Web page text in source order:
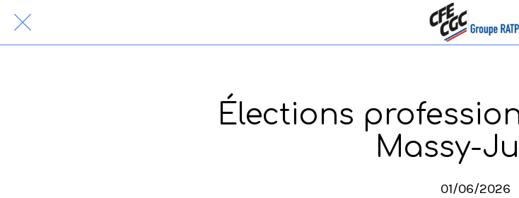
Élections
Massy-
01/06/2026